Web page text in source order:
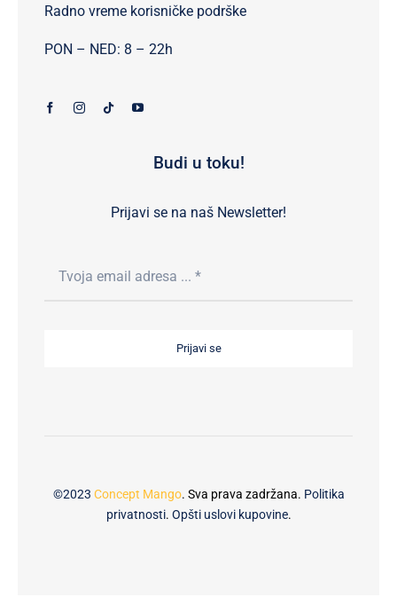
Budi u toku!
Prijavi se na naš Newsletter!
Prijavi se
Radno vreme korisničke podrške
PON – NED: 8 – 22h
©2023 Concept Mango. Sva prava zadržana. Politika
privatnosti. Opšti uslovi kupovine.